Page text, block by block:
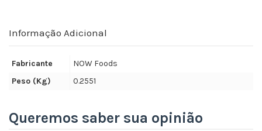
Informação Adicional
Fabricante
NOW Foods
Peso (Kg)
0.2551
Queremos saber sua opinião